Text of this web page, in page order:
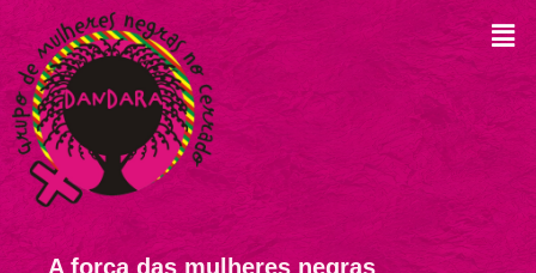
A força das mulheres negras